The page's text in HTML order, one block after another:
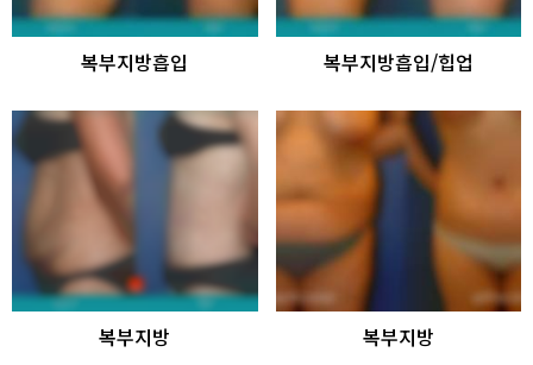
복부지방흡입 복부지방흡입/힙업
복부지방 복부지방